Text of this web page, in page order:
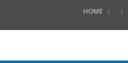
REFERENZEN
HOME